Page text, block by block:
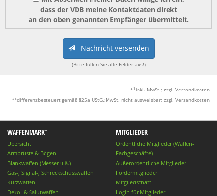
dass der VDB meine Kontaktdaten direkt
an den oben genannten Empfänger übermittelt.
Nachricht versenden
(Bitte füllen Sie alle Felder aus!)
* 1 inkl. MwSt.; zzgl. Versandkosten
*2differenzbesteuert gemäß §25a UStG.;MwSt. nicht ausweisbar; zzgl. Versandkosten
WAFFENMARKT
Übersicht
Armbrüste & Bögen
Blankwaffen (Messer u.ä.)
Gas-, Signal-, Schreckschusswaffen
Kurzwaffen
Deko- & Salutwaffen
MITGLIEDER
Ordentliche Mitglieder (Waffen-
Fachgeschäfte)
Außerordentliche Mitglieder
Fördermitglieder
Mitgliedschaft
Login für Mitglieder